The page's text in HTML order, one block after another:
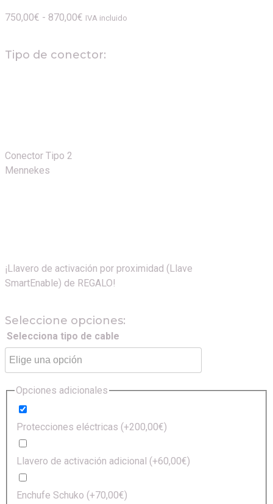
750,00€ - 870,00€ IVA incluido
Tipo de conector:
Conector Tipo 2
Mennekes
¡Llavero de activación por proximidad (Llave
SmartEnable) de REGALO!
Seleccione opciones:
Selecciona tipo de cable
Opciones adicionales
Protecciones eléctricas (+200,00€)
Llavero de activación adicional (+60,00€)
Enchufe Schuko (+70,00€)